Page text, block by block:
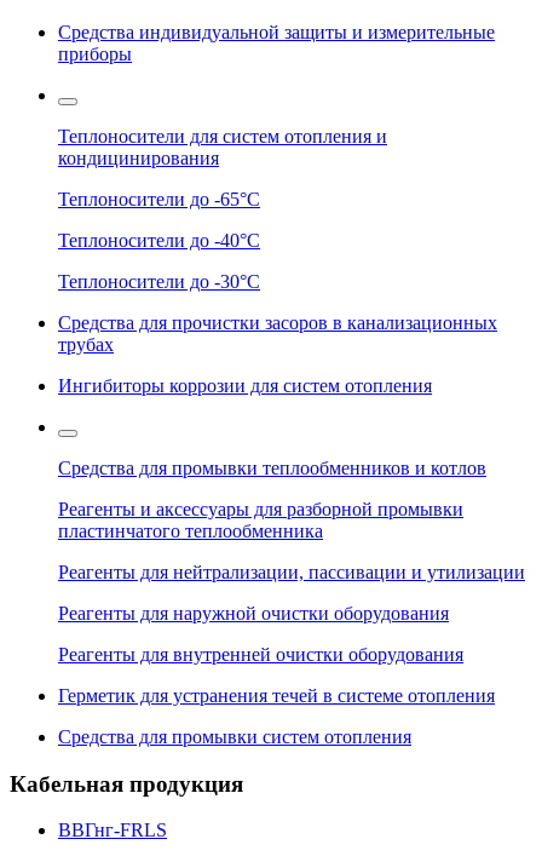
Средства индивидуальной защиты и измерительные
приборы
Теплоносители для систем отопления и
кондицинирования
Теплоносители до -65°C
Теплоносители до -40°C
Теплоносители до -30°C
Средства для прочистки засоров в канализационных
трубах
Ингибиторы коррозии для систем отопления
Средства для промывки теплообменников и котлов
Реагенты и аксессуары для разборной промывки
пластинчатого теплообменника
Реагенты для нейтрализации, пассивации и утилизации
Реагенты для наружной очистки оборудования
Реагенты для внутренней очистки оборудования
Герметик для устранения течей в системе отопления
Средства для промывки систем отопления
Кабельная продукция
ВВГнг-FRLS